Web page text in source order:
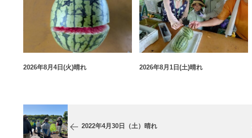
2026年8月4日(火)晴れ 2026年8月1日(土)晴れ
2022年4月30日（土）晴れ